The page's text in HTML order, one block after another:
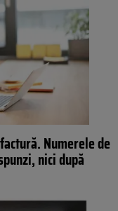
Numerele de
nici după